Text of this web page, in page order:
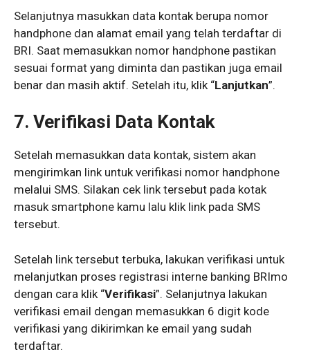
Selanjutnya masukkan data kontak berupa nomor
handphone dan alamat email yang telah terdaftar di
BRI. Saat memasukkan nomor handphone pastikan
sesuai format yang diminta dan pastikan juga email
benar dan masih aktif. Setelah itu, klik “Lanjutkan”.
7. Verifikasi Data Kontak
Setelah memasukkan data kontak, sistem akan
mengirimkan link untuk verifikasi nomor handphone
melalui SMS. Silakan cek link tersebut pada kotak
masuk smartphone kamu lalu klik link pada SMS
tersebut.
Setelah link tersebut terbuka, lakukan verifikasi untuk
melanjutkan proses registrasi interne banking BRImo
dengan cara klik “Verifikasi”. Selanjutnya lakukan
verifikasi email dengan memasukkan 6 digit kode
verifikasi yang dikirimkan ke email yang sudah
terdaftar.